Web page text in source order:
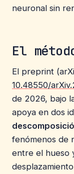
neuronal sin
El
El preprint
10.48550/
de 2026, bajo
apoya en dos
fenómenos de
entre el hueso